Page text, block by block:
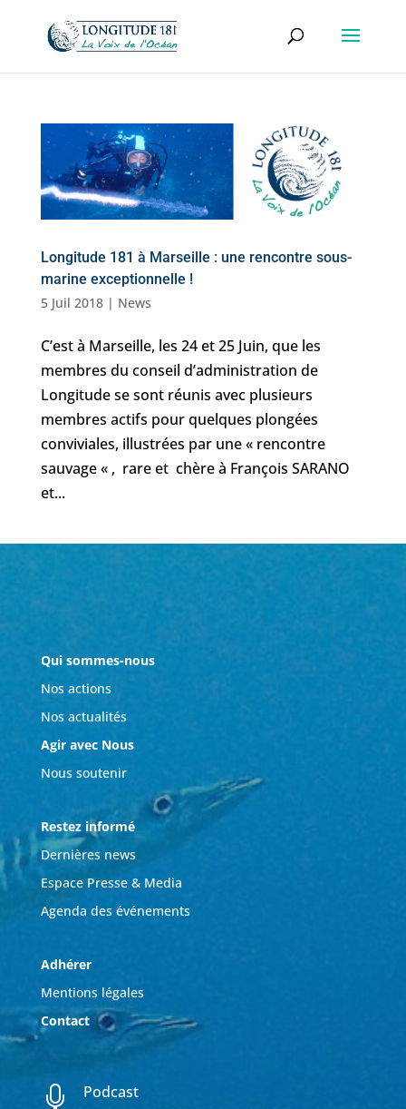
Longitude 181 à Marseille : une rencontre sous-
marine exceptionnelle !
5 Juil 2018| News
C’est à Marseille, les 24 et 25 Juin, que les
membres du conseil d’administration de
Longitude se sont réunis avec plusieurs
membres actifs pour quelques plongées
conviviales, illustrées par une « rencontre
sauvage « , rare et chère à François SARANO
et...
Qui sommes-nous
Nos actions
Nos actualités
Agir avec Nous
Nous soutenir
Restez informé
Dernières news
Espace Presse & Media
Agenda des événements
Adhérer
Mentions légales
Contact
 Podcast